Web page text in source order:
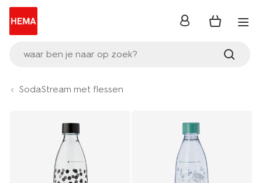
waar ben je naar op zoek?
inloggen
SodaStream met flessen
Product-